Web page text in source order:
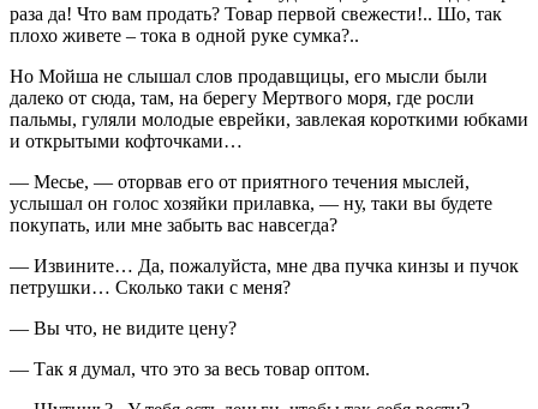
раза да! Что вам продать? Товар первой свежести!.. Шо, так
плохо живете – тока в одной руке сумка?..
Но Мойша не слышал слов продавщицы, его мысли были
далеко от сюда, там, на берегу Мертвого моря, где росли
пальмы, гуляли молодые еврейки, завлекая короткими юбками
и открытыми кофточками…
— Месье, — оторвав его от приятного течения мыслей,
услышал он голос хозяйки прилавка, — ну, таки вы будете
покупать, или мне забыть вас навсегда?
— Извините… Да, пожалуйста, мне два пучка кинзы и пучок
петрушки… Сколько таки с меня?
— Вы что, не видите цену?
— Так я думал, что это за весь товар оптом.